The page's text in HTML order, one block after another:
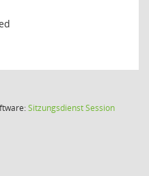
SitzungsdienstSession(Wird in